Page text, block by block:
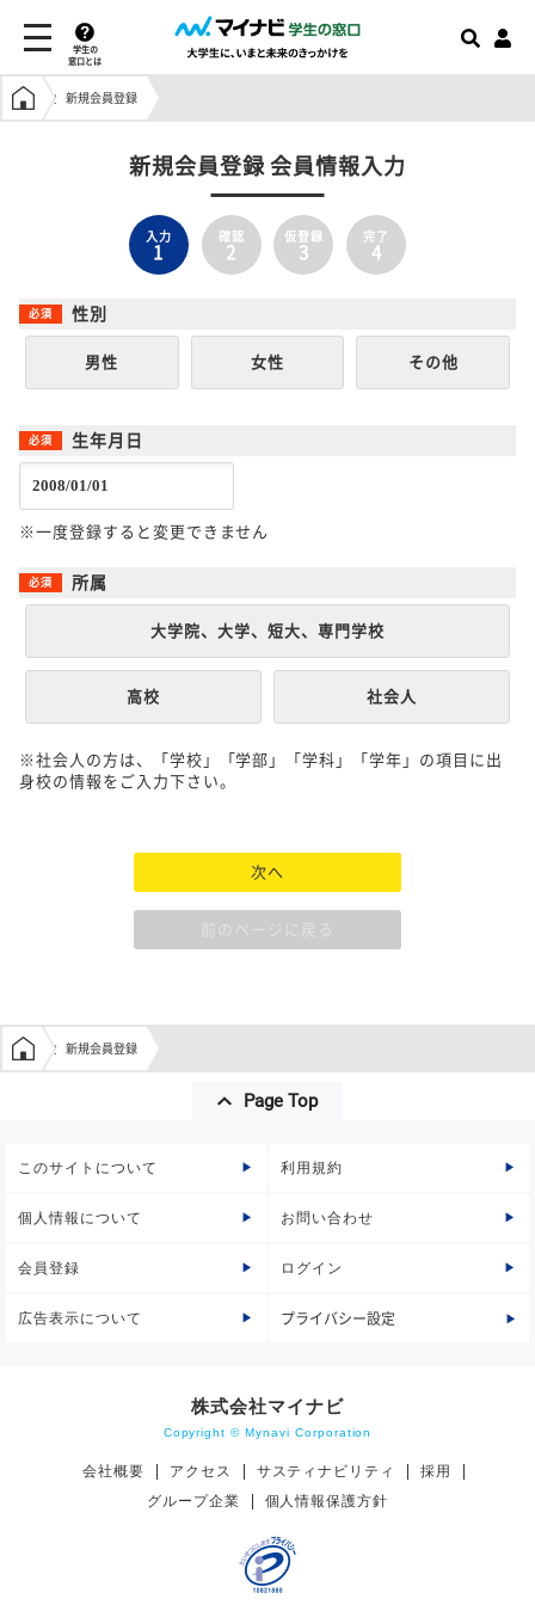
学生の
窓口とは
学生の窓口トップ
新規会員登録
新規会員登録 会員情報入力
入力
1
確認
2
仮登録
3
完了
4
性別
男性 女性 その他
生年月日
※一度登録すると変更できません
所属
大学院、大学、短大、専門学校
高校 社会人
※社会人の方は、「学校」「学部」「学科」「学年」の項目に出
身校の情報をご入力下さい。
次へ
前のページに戻る
学生の窓口トップ
新規会員登録
Page Top
このサイトについて 利用規約
個人情報について お問い合わせ
会員登録 ログイン
広告表示について プライバシー設定
株式会社マイナビ
Copyright © Mynavi Corporation
会社概要 アクセス サスティナビリティ
採用
グループ企業
個人情報保護方針